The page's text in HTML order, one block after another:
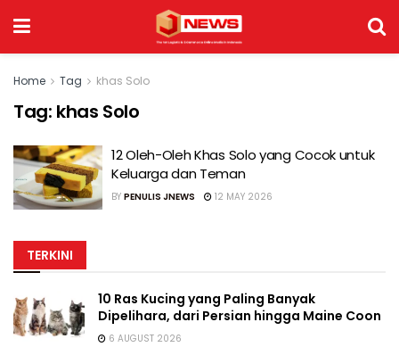
Home Tag khas Solo
Tag: khas Solo
12 Oleh-Oleh Khas Solo yang Cocok untuk
Keluarga dan Teman
BY PENULIS JNEWS 12 MAY 2026
TERKINI
10 Ras Kucing yang Paling Banyak
Dipelihara, dari Persian hingga Maine Coon
6 AUGUST 2026